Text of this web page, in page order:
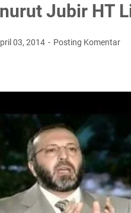
Jubir HT
03, 2014 Posting Komentar